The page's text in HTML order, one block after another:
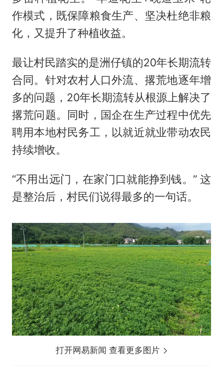
作模式，既保障粮食生产、坚决杜绝非粮
化，又提升了种植收益。
最让村民踏实的是洲仔镇的20年长期流转
合同。针对农村人口外流、撂荒地逐年增
多的问题，20年长期流转从根源上解决了
撂荒问题。同时，国企在生产过程中优先
聘用本地村民务工，以就近就业带动农民
持续增收。
“不用出远门，在家门口就能挣到钱。” 这
是整治后，村民们说得最多的一句话。
打开网易新闻 查看更多图片